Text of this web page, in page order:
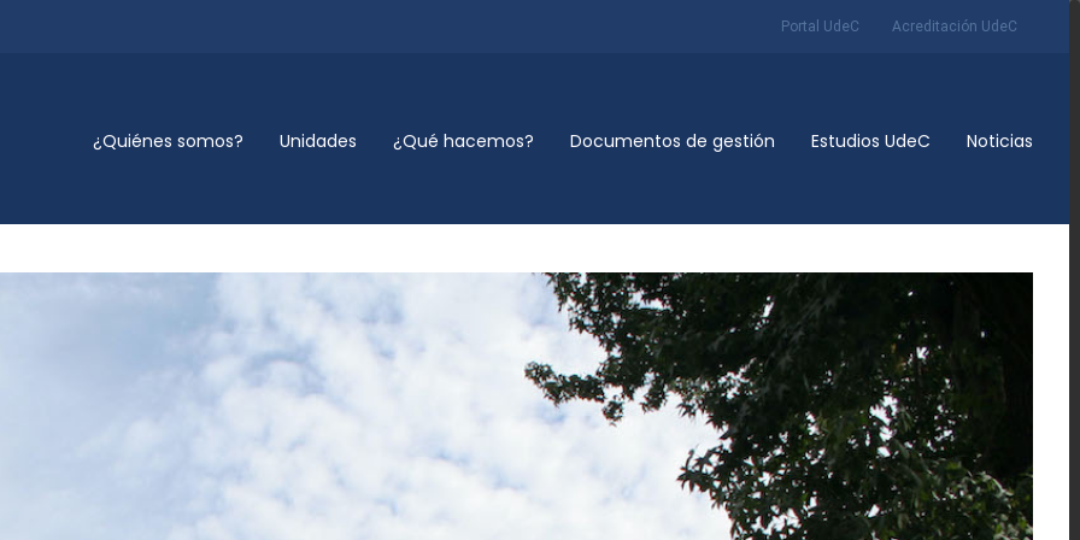
Portal UdeC Acreditación UdeC
¿Quiénes somos? Unidades ¿Qué hacemos? Documentos de gestión Estudios UdeC Noticias